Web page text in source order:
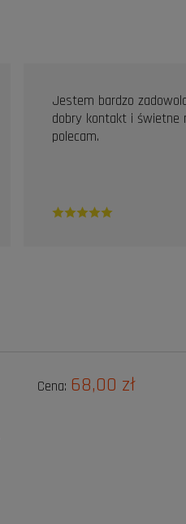
Jestem bardzo
dobry kontakt i świetne
polecam.
Cena: 68,00 zł